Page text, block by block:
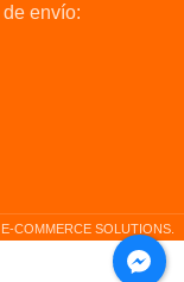
envío:
E-COMMERCE SOLUTIONS.